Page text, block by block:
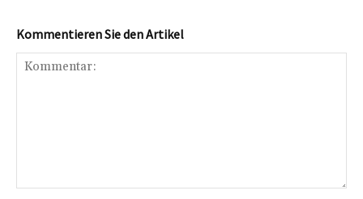
Kommentieren Sie den Artikel